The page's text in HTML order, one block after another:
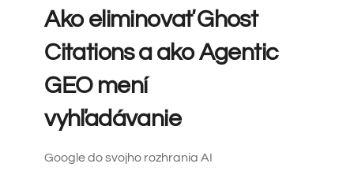
Ako eliminovať Ghost
Citations a ako Agentic
GEO mení
vyhľadávanie
Google do svojho rozhrania AI